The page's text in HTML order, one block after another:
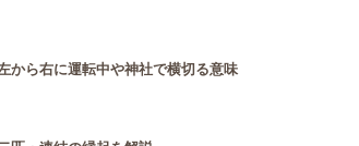
から右に運転中や神社で横切る意味